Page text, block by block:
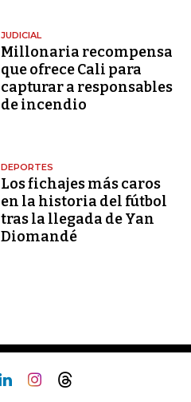
JUDICIAL
Millonaria recompensa
que ofrece Cali para
capturar a responsables
de incendio
DEPORTES
Los fichajes más caros
en la historia del fútbol
tras la llegada de Yan
Diomandé